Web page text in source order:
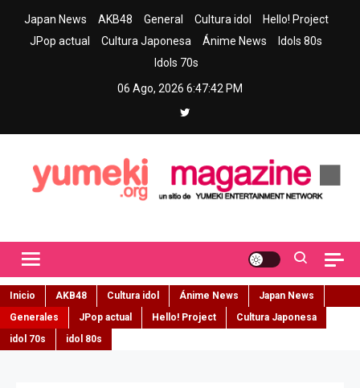
Japan News AKB48 General Cultura idol
Hello! Project
JPop actual
Cultura Japonesa Ánime News
Idols 80s
Idols 70s
06 Ago, 2026 6:47:44 PM
Inicio AKB48 Cultura idol Ánime News
Japan News
Generales
JPop actual Hello! Project
Cultura Japonesa
idol 70s
idol 80s